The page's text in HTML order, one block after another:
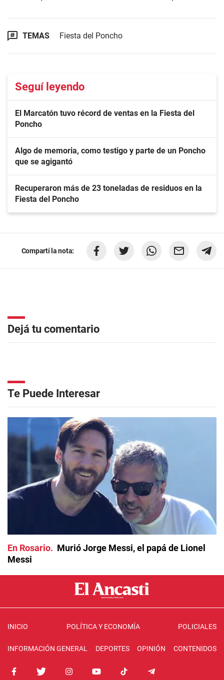
TEMAS Fiesta del Poncho
Seguí leyendo
El Marcatón tuvo récord de ventas en la Fiesta del
Poncho
Algo de memoria, como testigo y parte de un Poncho
que se agigantó
Recuperaron más de 23 toneladas de residuos en la
Fiesta del Poncho
Compartí la nota:
Dejá tu comentario
Te Puede Interesar
En Rosario
Murió Jorge Messi, el papá de Lionel
Messi
INICIO POLÍTICA Y ECONOMÍA POLICIALES
INFORMACIÓN GENERAL DEPORTES OPINIÓN CONTENIDOS